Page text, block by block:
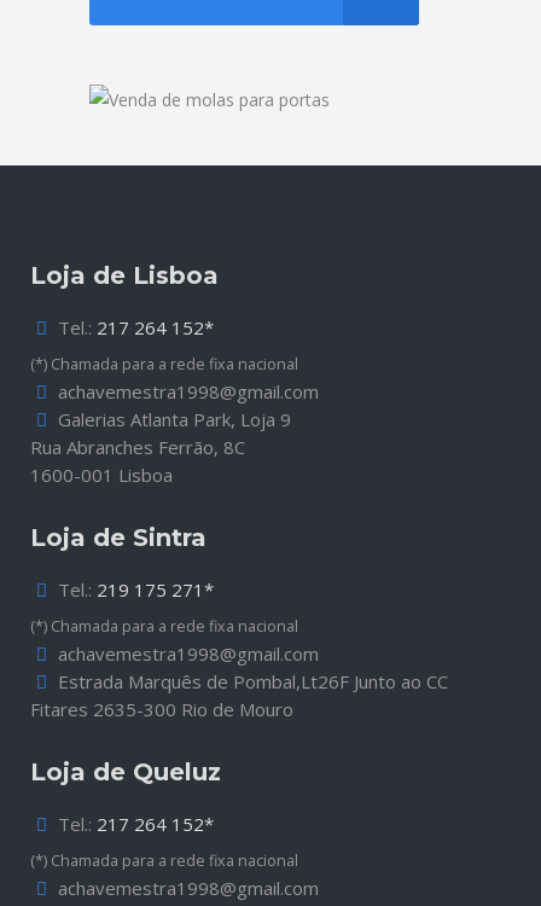
Loja de Lisboa
Tel.: 217 264 152*
(*) Chamada para a rede fixa nacional
achavemestra1998@gmail.com
Galerias Atlanta Park, Loja 9
Rua Abranches Ferrão, 8C
1600-001 Lisboa
Loja de Sintra
Tel.: 219 175 271*
(*) Chamada para a rede fixa nacional
achavemestra1998@gmail.com
Estrada Marquês de Pombal,Lt26F Junto ao CC
Fitares 2635-300 Rio de Mouro
Loja de Queluz
Tel.: 217 264 152*
(*) Chamada para a rede fixa nacional
achavemestra1998@gmail.com